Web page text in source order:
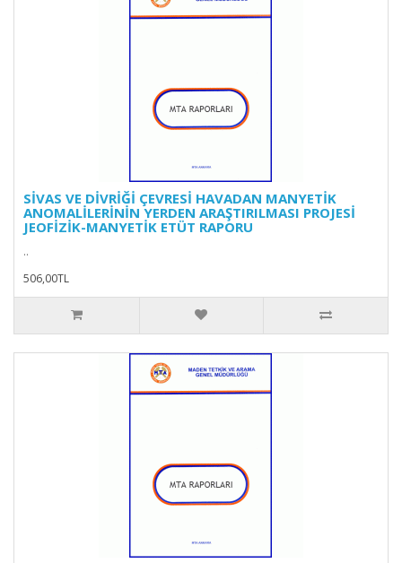
SİVAS VE DİVRİĞİ ÇEVRESİ HAVADAN MANYETİK
ANOMALİLERİNİN YERDEN ARAŞTIRILMASI PROJESİ
JEOFİZİK-MANYETİK ETÜT RAPORU
..
506,00TL